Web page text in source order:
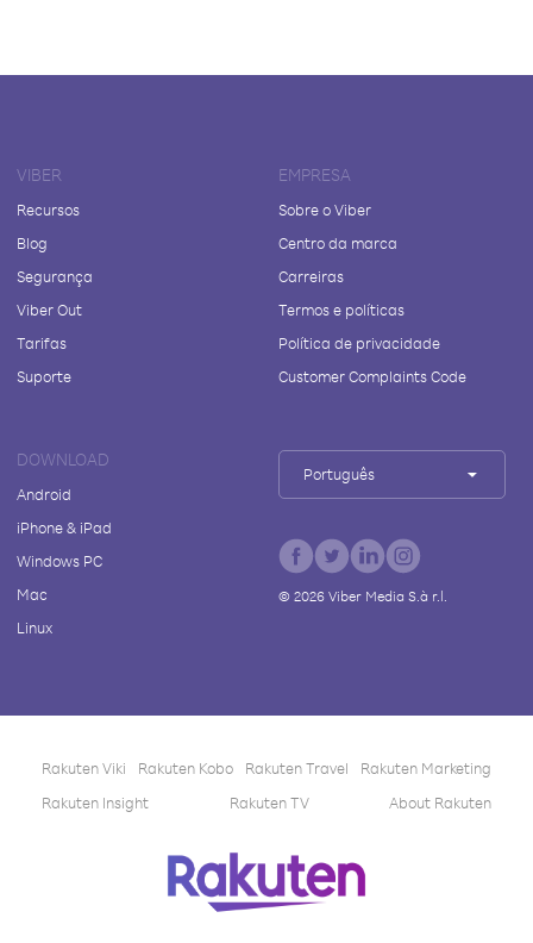
VIBER
Recursos
Blog
Segurança
Viber Out
Tarifas
Suporte
EMPRESA
Sobre o Viber
Centro da marca
Carreiras
Termos e políticas
Política de privacidade
Customer Complaints Code
DOWNLOAD
Android
iPhone & iPad
Windows PC
Mac
Linux
Português
© 2026Viber Media S.à r.l.
Rakuten Viki Rakuten Kobo Rakuten Travel
Rakuten Marketing
Rakuten Insight
Rakuten TV About Rakuten